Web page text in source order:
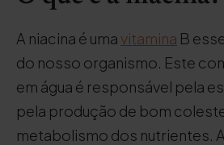
A niacina é uma vitamina B
do nosso organismo. Este
em água é responsável pela
pela produção de bom
metabolismo dos nutrientes.